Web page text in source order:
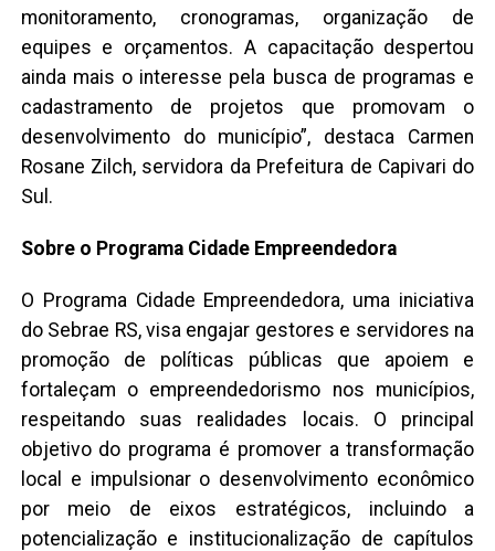
monitoramento, cronogramas, organização de
equipes e orçamentos. A capacitação despertou
ainda mais o interesse pela busca de programas e
cadastramento de projetos que promovam o
desenvolvimento do município”, destaca Carmen
Rosane Zilch, servidora da Prefeitura de Capivari do
Sul.
Sobre o Programa Cidade Empreendedora
O Programa Cidade Empreendedora, uma iniciativa
do Sebrae RS, visa engajar gestores e servidores na
promoção de políticas públicas que apoiem e
fortaleçam o empreendedorismo nos municípios,
respeitando suas realidades locais. O principal
objetivo do programa é promover a transformação
local e impulsionar o desenvolvimento econômico
por meio de eixos estratégicos, incluindo a
potencialização e institucionalização de capítulos